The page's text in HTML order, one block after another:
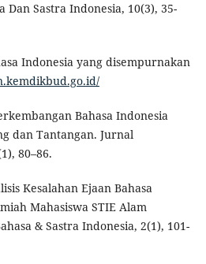
Dan Sastra Indonesia, 10(3), 35-
Indonesia yang disempurnakan
Bahasa Indonesia
dan Tantangan. Jurnal
80–86.
Kesalahan Ejaan Bahasa
Mahasiswa STIE Alam
& Sastra Indonesia, 2(1), 101-